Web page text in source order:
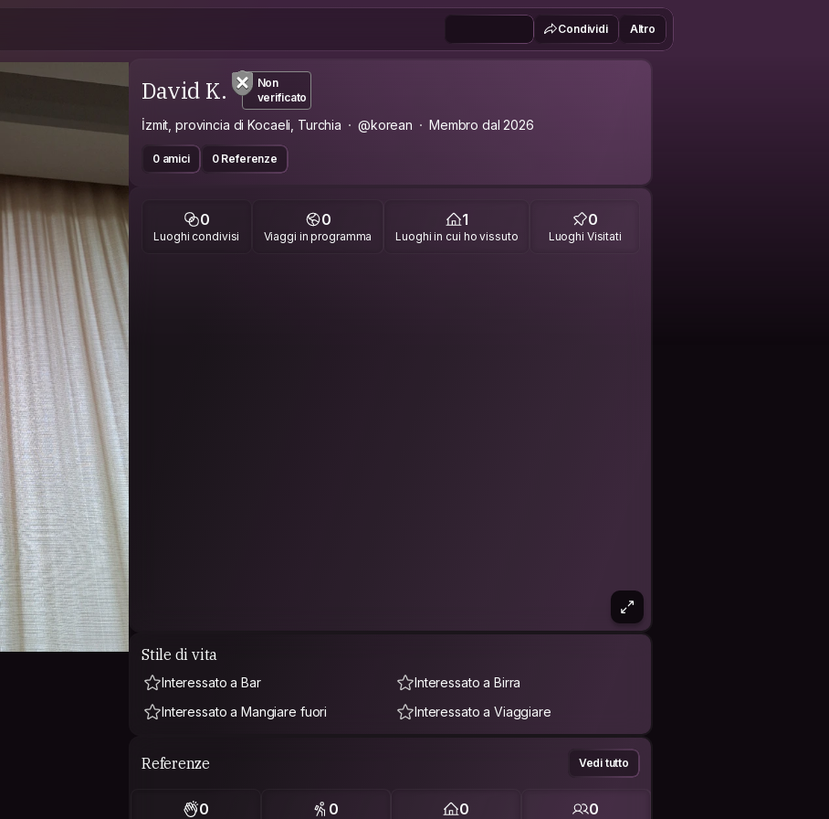
Condividi Altro
David K.
Non
verificato
İzmit, provincia di Kocaeli, Turchia @korean Membro dal 2026
0 amici 0 Referenze
0
Luoghi condivisi
0
Viaggi in programma
1
Luoghi in cui ho vissuto
0
Luoghi Visitati
Stile di vita
Interessato a Bar
Interessato a Birra
Interessato a Mangiare fuori
Interessato a Viaggiare
Referenze Vedi tutto
0 0 0 0